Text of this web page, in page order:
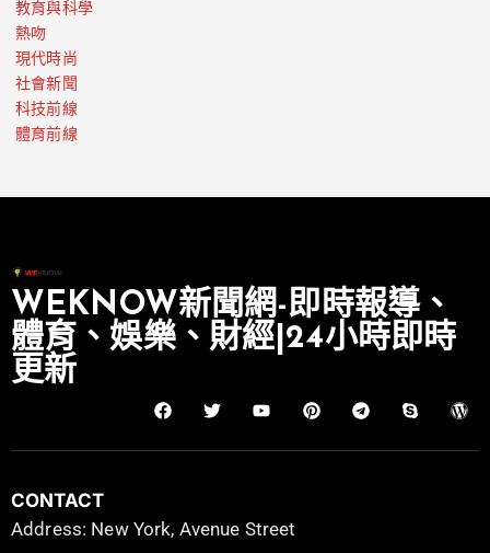
教育與科學
熱吻
現代時尚
社會新聞
科技前線
體育前線
WEKNOW新聞網-即時報導、
體育、娛樂、財經|24小時即時
更新
CONTACT
Address: New York, Avenue Street